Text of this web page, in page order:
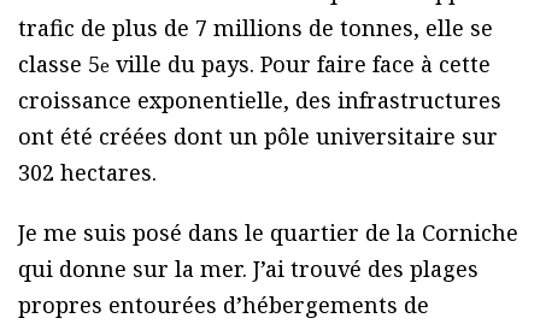
trafic de plus de 7 millions de tonnes, elle se
classe 5e ville du pays. Pour faire face à cette
croissance exponentielle, des infrastructures
ont été créées dont un pôle universitaire sur
302 hectares.
Je me suis posé dans le quartier de la Corniche
qui donne sur la mer. J’ai trouvé des plages
propres entourées d’hébergements de